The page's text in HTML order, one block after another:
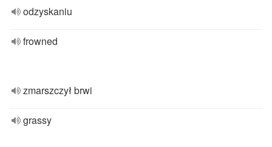
odzyskaniu
frowned
zmarszczył brwi
grassy